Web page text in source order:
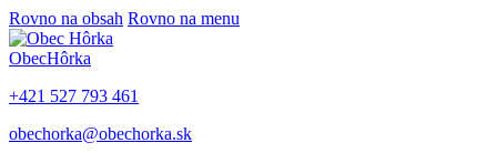
Rovno na obsah Rovno na menu
ObecHôrka
+421 527 793 461
obechorka@obechorka.sk